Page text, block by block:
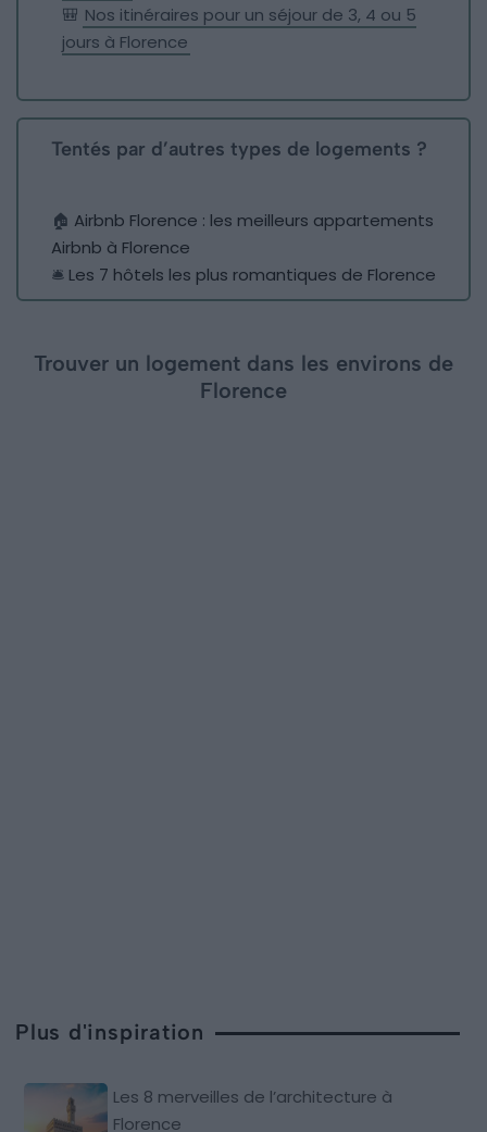
🎒 Nos itinéraires pour un séjour de 3, 4 ou 5
jours à Florence
Tentés par d’autres types de logements ?
🏠 Airbnb Florence : les meilleurs appartements
Airbnb à Florence
🛎️ Les 7 hôtels les plus romantiques de Florence
Trouver un logement dans les environs de
Florence
Plus d'inspiration
Les 8 merveilles de l’architecture à
Florence